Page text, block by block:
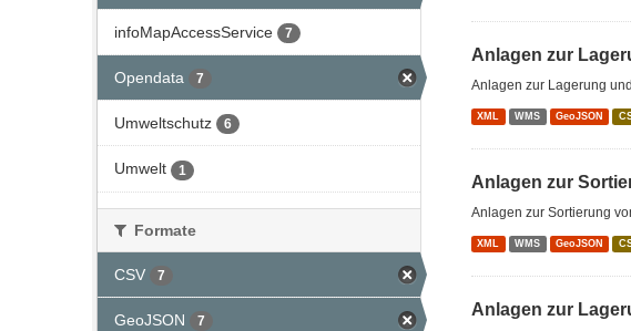
infoMapAccessService 7
Opendata 7
Umweltschutz 6
Umwelt 1
Formate
CSV 7
GeoJSON 7
Anlagen zur
Anlagen zur Lagerung
XML WMS GeoJSON
Anlagen zur
Anlagen zur Sortierung
XML WMS GeoJSON
Anlagen zur